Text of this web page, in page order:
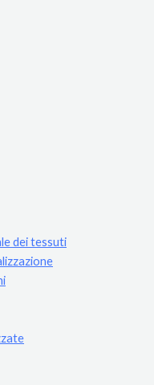
dei tessuti